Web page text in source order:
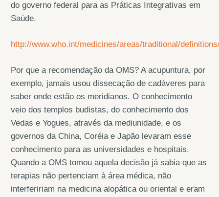
do governo federal para as Práticas Integrativas em
Saúde.
http://www.who.int/medicines/areas/traditional/
Por que a recomendação da OMS? A acupuntura, por
exemplo, jamais usou dissecação de cadáveres para
saber onde estão os meridianos. O conhecimento
veio dos templos budistas, do conhecimento dos
Vedas e Yogues, através da mediunidade, e os
governos da China, Coréia e Japão levaram esse
conhecimento para as universidades e hospitais.
Quando a OMS tomou aquela decisão já sabia que as
terapias não pertenciam à área médica, não
interfeririam na medicina alopática ou oriental e eram